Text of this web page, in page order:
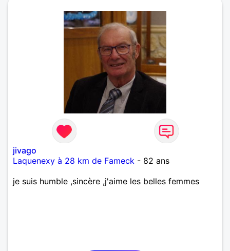
jivago
Laquenexy à 28 km de Fameck - 82 ans
je suis humble ,sincère ,j'aime les belles femmes